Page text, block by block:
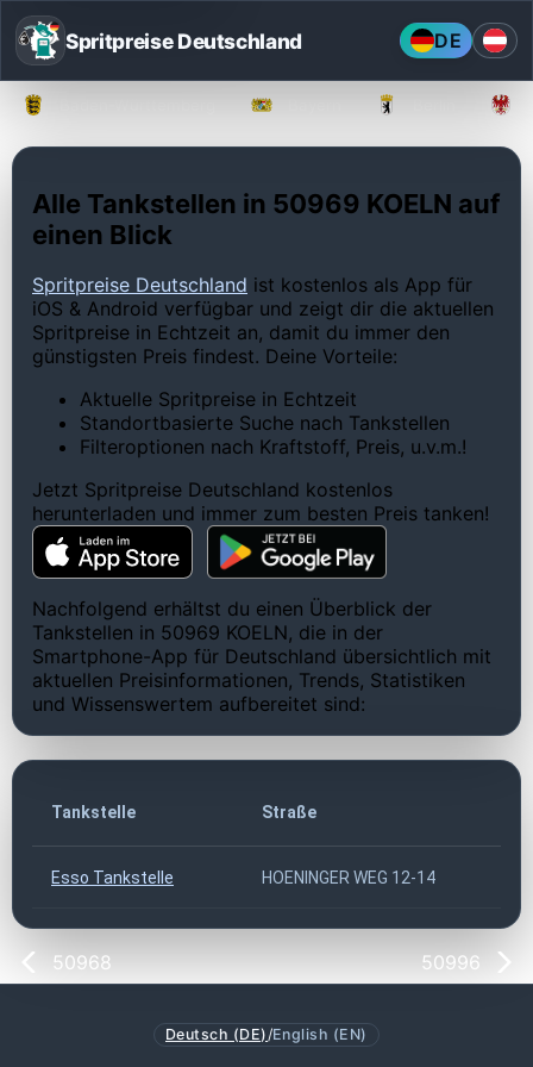
Spritpreise Deutschland DE
Alle Tankstellen in 50969 KOELN auf
einen Blick
Spritpreise Deutschland ist kostenlos als App für
iOS & Android verfügbar und zeigt dir die aktuellen
Spritpreise in Echtzeit an, damit du immer den
günstigsten Preis findest. Deine Vorteile:
Aktuelle Spritpreise in Echtzeit
Standortbasierte Suche nach Tankstellen
Filteroptionen nach Kraftstoff, Preis, u.v.m.!
Jetzt Spritpreise Deutschland kostenlos
herunterladen und immer zum besten Preis tanken!
Nachfolgend erhältst du einen Überblick der
Tankstellen in 50969 KOELN, die in der
Smartphone-App für Deutschland übersichtlich mit
aktuellen Preisinformationen, Trends, Statistiken
und Wissenswertem aufbereitet sind:
Tankstelle Straße
Esso Tankstelle HOENINGER WEG 12-14
50968 50996
Deutsch (DE) /English (EN)